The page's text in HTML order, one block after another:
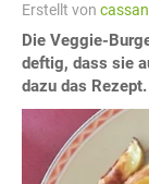
Erstellt von
Die Veggie-
deftig, dass sie
dazu das Rezept.